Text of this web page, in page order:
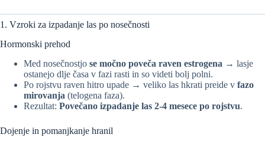
1. Vzroki za izpadanje las po nosečnosti
Hormonski prehod
Med nosečnostjo se močno poveča raven estrogena → lasje
ostanejo dlje časa v fazi rasti in so videti bolj polni.
Po rojstvu raven hitro upade → veliko las hkrati preide v fazo
mirovanja (telogena faza).
Rezultat: Povečano izpadanje las 2-4 mesece po rojstvu.
Dojenje in pomanjkanje hranil